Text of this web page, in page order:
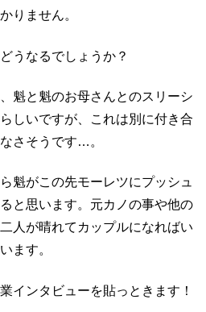
りません。
うなるでしょうか？
魁と魁のお母さんとのスリーシ
しいですが、これは別に付き合
さそうです…。
魁がこの先モーレツにプッシュ
と思います。元カノの事や他の
人が晴れてカップルになればい
ます。
インタビューを貼っときます！